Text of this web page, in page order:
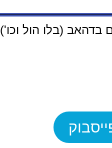
בדהאב (בלו הול וכו')